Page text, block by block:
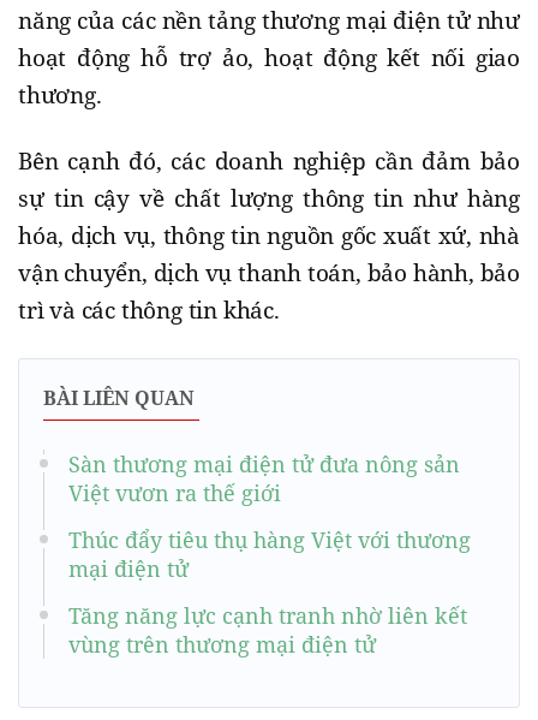
năng của các nền tảng thương mại điện tử như
hoạt động hỗ trợ ảo, hoạt động kết nối giao
thương.
Bên cạnh đó, các doanh nghiệp cần đảm bảo
sự tin cậy về chất lượng thông tin như hàng
hóa, dịch vụ, thông tin nguồn gốc xuất xứ, nhà
vận chuyển, dịch vụ thanh toán, bảo hành, bảo
trì và các thông tin khác.
BÀI LIÊN QUAN
Sàn thương mại điện tử đưa nông sản
Việt vươn ra thế giới
Thúc đẩy tiêu thụ hàng Việt với thương
mại điện tử
Tăng năng lực cạnh tranh nhờ liên kết
vùng trên thương mại điện tử